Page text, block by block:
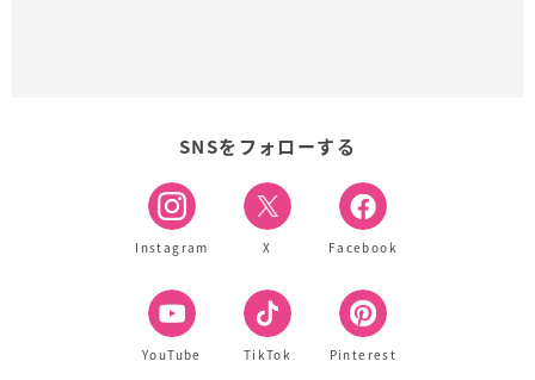
SNSをフォローする
Instagram X Facebook
YouTube TikTok Pinterest